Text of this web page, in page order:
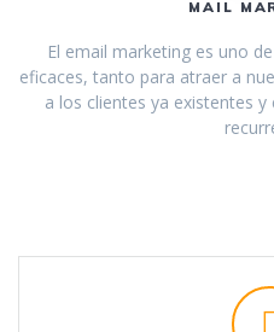
MAIL
El email marketing es uno
eficaces, tanto para atraer a
a los clientes ya existentes